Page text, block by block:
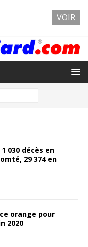
030 décès en
29 374 en
orange pour
2020
VOIR